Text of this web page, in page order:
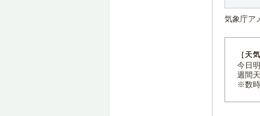
気象庁ア
［天
今日
週間
※数時